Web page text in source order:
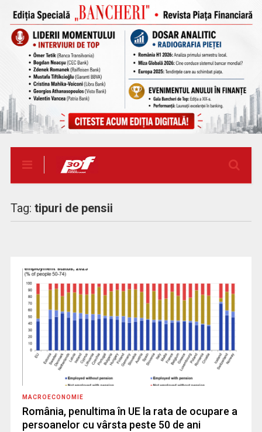
Tag: tipuri de pensii
MACROECONOMIE
România, penultima în UE la rata de ocupare a
persoanelor cu vârsta peste 50 de ani